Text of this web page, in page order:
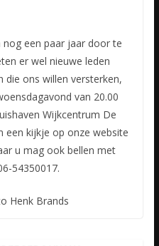
een paar jaar door te
er wel nieuwe leden
die ons willen versterken,
van 20.00
Wijkcentrum De
een kijkje op onze website
u mag ook bellen met
54350017.
Henk Brands